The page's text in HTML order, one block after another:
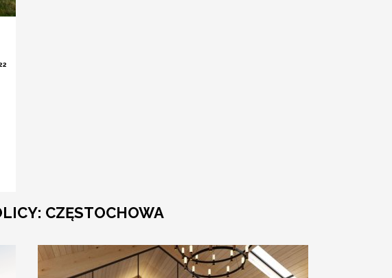
CZĘSTOCHOWA